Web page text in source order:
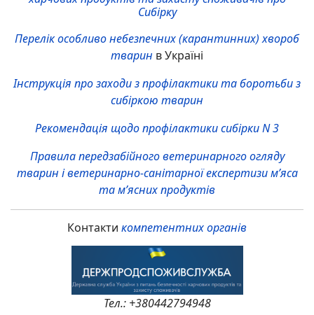
Сибірку
Перелік особливо небезпечних (карантинних) хвороб
тварин в Україні
Інструкція про заходи з профілактики та боротьби з
сибіркою тварин
Рекомендація щодо профілактики сибірки N 3
Правила передзабійного ветеринарного огляду
тварин і ветеринарно-санітарної експертизи м’яса
та м’ясних продуктів
Контакти компетентних органів
Тел.: +380442794948